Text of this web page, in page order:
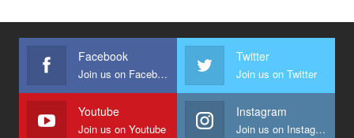
Facebook
Join us on Facebook
Twitter
Join us on Twitter
Youtube
Join us on Youtube
Instagram
Join us on Instagram